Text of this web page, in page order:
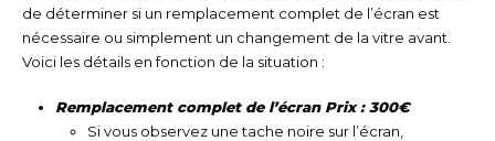
de déterminer si un remplacement complet de l’écran est
nécessaire ou simplement un changement de la vitre avant.
Voici les détails en fonction de la situation :
Remplacement complet de l’écran Prix : 300€
Si vous observez une tache noire sur l’écran,